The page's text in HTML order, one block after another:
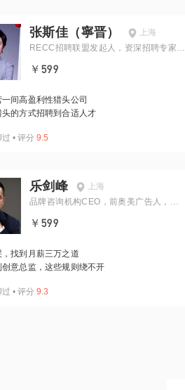
张斯佳（寧晋）
上海
RECC招聘联盟发起人，资深招聘专家，
￥599
间高盈利性猎头公司
的方式招聘到合适人才
过 • 评分 9.5
乐剑峰
上海
品牌咨询机构CEO，前奥美广告人，
￥599
找到月薪三万之道
创意总监，这些规则绕不开
过 • 评分 9.3